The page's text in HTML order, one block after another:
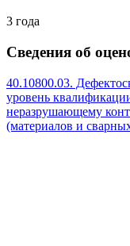
3 года
Сведения об
40.10800.03.
уровень
неразрушающему
(материалов и